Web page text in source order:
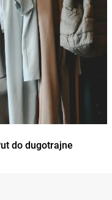
do dugotrajne